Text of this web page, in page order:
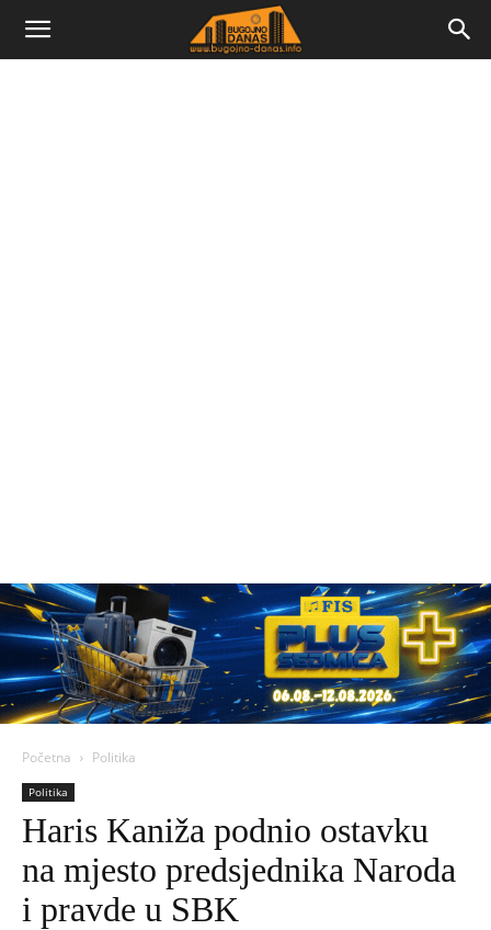
Bugojno
Početna Politika
Politika
Haris Kaniža podnio ostavku
na mjesto predsjednika Naroda
i pravde u SBK